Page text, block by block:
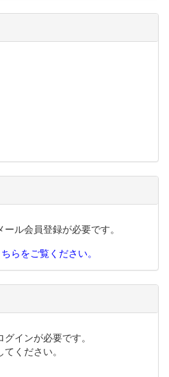
ル会員登録が必要です。
らをご覧ください。
インが必要です。
ください。